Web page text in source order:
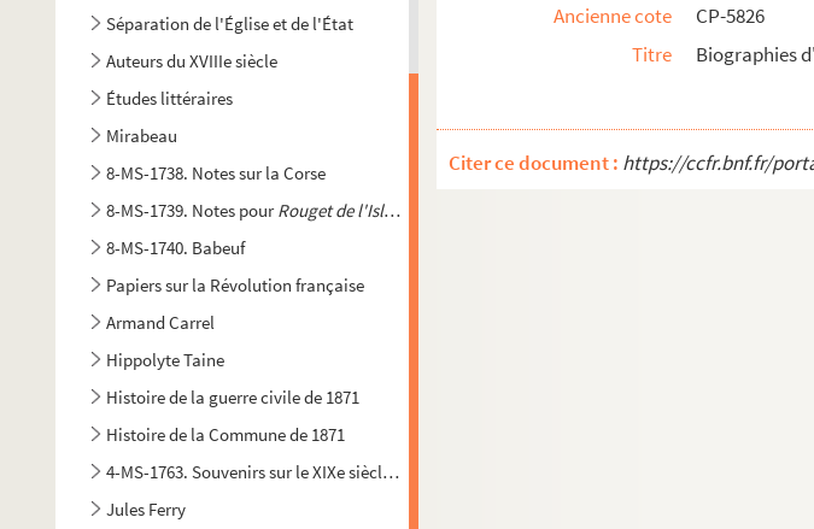
Séparation de l'Église et de l'État
Auteurs du XVIIIe siècle
Études littéraires
Mirabeau
8-MS-1738. Notes sur la Corse
8-MS-1739. Notes pourRouget de l'Isleet la Marseillaise
8-MS-1740. Babeuf
Papiers sur la Révolution française
Armand Carrel
Hippolyte Taine
Histoire de la guerre civile de 1871
Histoire de la Commune de 1871
4-MS-1763. Souvenirs sur le XIXe siècle et début de la IIIe République
Jules Ferry
Ancienne cote
CP-5826
Titre
Biographies
Citer ce document : https://ccfr.bnf.fr/